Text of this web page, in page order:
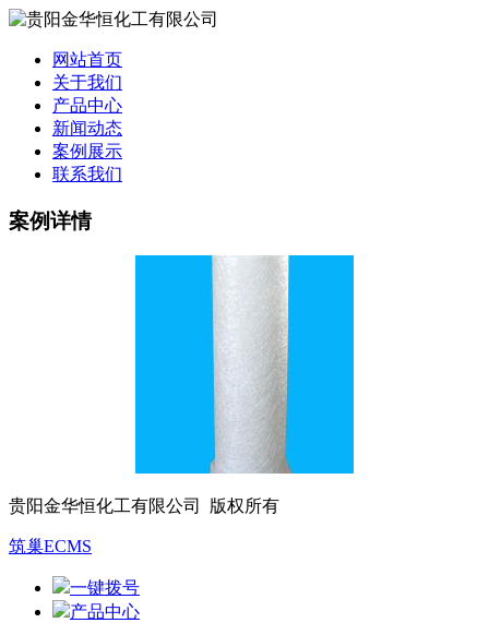
网站首页
关于我们
产品中心
新闻动态
案例展示
联系我们
案例详情
贵阳金华恒化工有限公司 版权所有
筑巢ECMS
一键拨号
产品中心